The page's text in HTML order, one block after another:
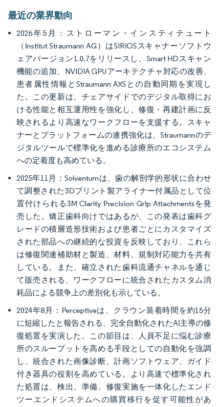
最近の業界動向
2026年5月：ストローマン・インスティテュート
（Institut Straumann AG）はSIRIOSスキャナーソフトウ
ェアバージョン1.0.7をリリースし、Smart HDスキャン
機能の追加、NVIDIA GPUアーキテクチャ対応の改善、
患者属性情報とStraumann AXSとの自動同期を実現し
た。この更新は、チェアサイドでのデジタル取得にお
ける性能と相互運用性を強化し、修復・再建計画に反
映されるより高速なワークフローを支援する。スキャ
ナーとプラットフォームの連携強化は、Straumannのデ
ジタルツールで標準化を進める診療所のエコシステム
への定着度も高めている。
2025年11月：Solventumは、歯の解剖学的形状に合わせ
て調整された3Dプリント製アライナー付属品として位
置付けられる3M Clarity Precision Grip Attachmentsを発
売した。矯正歯科向けではあるが、この発表は歯科グ
レードの積層造形技術および患者ごとにカスタマイズ
された部品への継続的な投資を反映しており、これら
は修復関連補助材と製造、材料、規制対応能力を共有
している。また、確立された歯科流通チャネルを通じ
て販売される、ワークフローに統合されたカスタム消
耗品による競争上の差別化も示している。
2024年8月：Perceptiveは、クラウン装着時間を約15分
に短縮したと報告される、完全自動化されたAI主導の修
復処置を実演した。この節目は、人員不足に悩む診療
所のスループットを高める手段としての自動化を強調
し、統合された画像診断、計画ソフトウェア、ガイド
付き器具の役割を高めている。より高速で標準化され
た処置は、検出、準備、修復実施を一体化したエンド
ツーエンドシステムへの購買移行を促す可能性があ